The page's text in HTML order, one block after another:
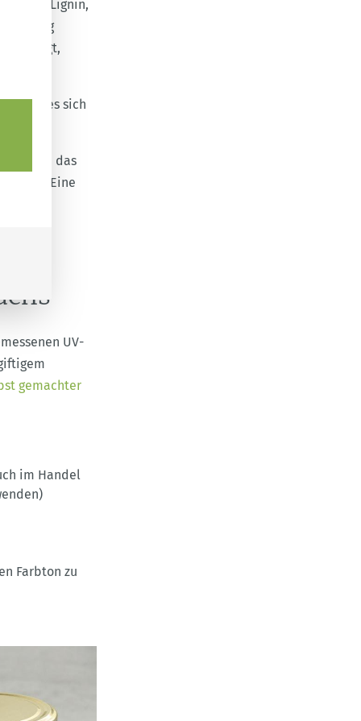
Lignin,
dass es sich
wenn das
wird. Eine
UV-
gemachter
im Handel
Farbton zu